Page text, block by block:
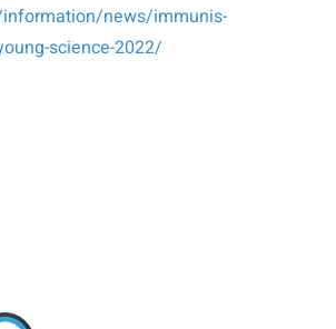
news/immunis-
science-2022/